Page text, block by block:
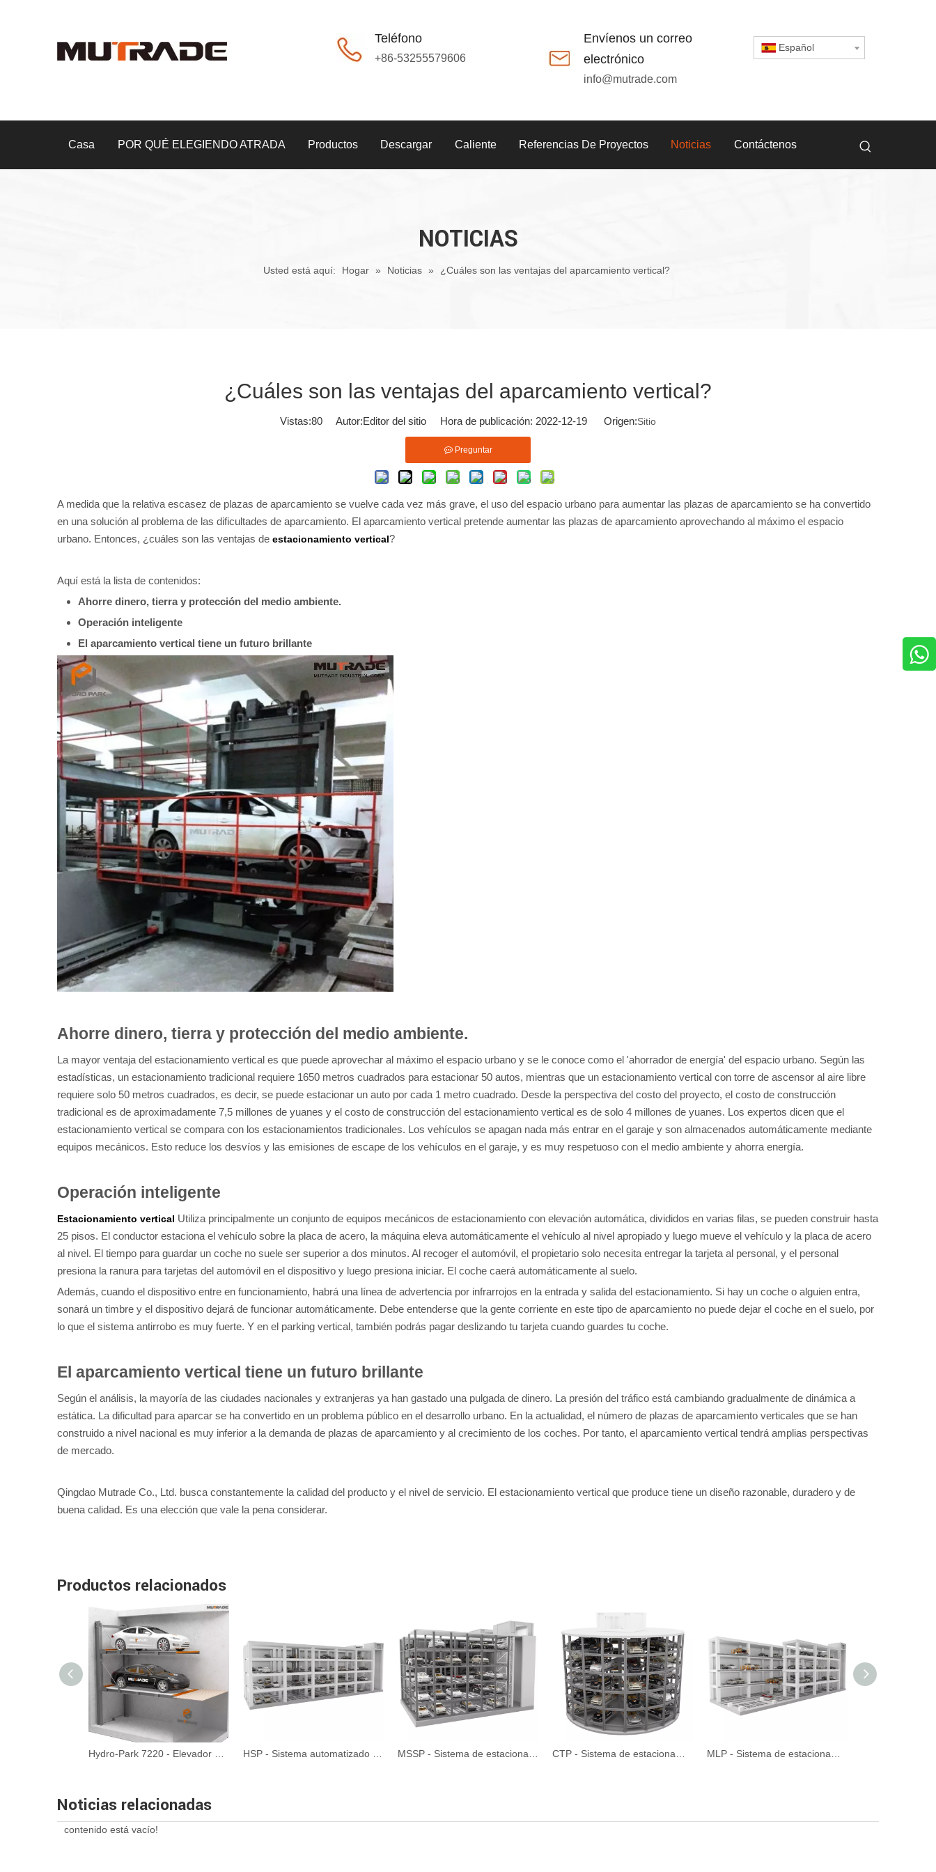
Teléfono
+86-53255579606
Envíenos un correo
electrónico
info@mutrade.com
Español
Casa POR QUÉ ELEGIENDO ATRADA Productos Descargar Caliente Referencias De Proyectos Noticias Contáctenos
NOTICIAS
Usted está aquí: Hogar » Noticias » ¿Cuáles son las ventajas del aparcamiento vertical?
¿Cuáles son las ventajas del aparcamiento vertical?
Vistas:80 Autor:Editor del sitio Hora de publicación: 2022-12-19 Origen:Sitio
Preguntar
A medida que la relativa escasez de plazas de aparcamiento se vuelve cada vez más grave, el uso del espacio urbano para aumentar las plazas de aparcamiento se ha convertido
en una solución al problema de las dificultades de aparcamiento. El aparcamiento vertical pretende aumentar las plazas de aparcamiento aprovechando al máximo el espacio
urbano. Entonces, ¿cuáles son las ventajas de estacionamiento vertical?
Aquí está la lista de contenidos:
Ahorre dinero, tierra y protección del medio ambiente.
Operación inteligente
El aparcamiento vertical tiene un futuro brillante
Ahorre dinero, tierra y protección del medio ambiente.
La mayor ventaja del estacionamiento vertical es que puede aprovechar al máximo el espacio urbano y se le conoce como el 'ahorrador de energía' del espacio urbano. Según las
estadísticas, un estacionamiento tradicional requiere 1650 metros cuadrados para estacionar 50 autos, mientras que un estacionamiento vertical con torre de ascensor al aire libre
requiere solo 50 metros cuadrados, es decir, se puede estacionar un auto por cada 1 metro cuadrado. Desde la perspectiva del costo del proyecto, el costo de construcción
tradicional es de aproximadamente 7,5 millones de yuanes y el costo de construcción del estacionamiento vertical es de solo 4 millones de yuanes. Los expertos dicen que el
estacionamiento vertical se compara con los estacionamientos tradicionales. Los vehículos se apagan nada más entrar en el garaje y son almacenados automáticamente mediante
equipos mecánicos. Esto reduce los desvíos y las emisiones de escape de los vehículos en el garaje, y es muy respetuoso con el medio ambiente y ahorra energía.
Operación inteligente
Estacionamiento vertical Utiliza principalmente un conjunto de equipos mecánicos de estacionamiento con elevación automática, divididos en varias filas, se pueden construir hasta
25 pisos. El conductor estaciona el vehículo sobre la placa de acero, la máquina eleva automáticamente el vehículo al nivel apropiado y luego mueve el vehículo y la placa de acero
al nivel. El tiempo para guardar un coche no suele ser superior a dos minutos. Al recoger el automóvil, el propietario solo necesita entregar la tarjeta al personal, y el personal
presiona la ranura para tarjetas del automóvil en el dispositivo y luego presiona iniciar. El coche caerá automáticamente al suelo.
Además, cuando el dispositivo entre en funcionamiento, habrá una línea de advertencia por infrarrojos en la entrada y salida del estacionamiento. Si hay un coche o alguien entra,
sonará un timbre y el dispositivo dejará de funcionar automáticamente. Debe entenderse que la gente corriente en este tipo de aparcamiento no puede dejar el coche en el suelo, por
lo que el sistema antirrobo es muy fuerte. Y en el parking vertical, también podrás pagar deslizando tu tarjeta cuando guardes tu coche.
El aparcamiento vertical tiene un futuro brillante
Según el análisis, la mayoría de las ciudades nacionales y extranjeras ya han gastado una pulgada de dinero. La presión del tráfico está cambiando gradualmente de dinámica a
estática. La dificultad para aparcar se ha convertido en un problema público en el desarrollo urbano. En la actualidad, el número de plazas de aparcamiento verticales que se han
construido a nivel nacional es muy inferior a la demanda de plazas de aparcamiento y al crecimiento de los coches. Por tanto, el aparcamiento vertical tendrá amplias perspectivas
de mercado.
Qingdao Mutrade Co., Ltd. busca constantemente la calidad del producto y el nivel de servicio. El estacionamiento vertical que produce tiene un diseño razonable, duradero y de
buena calidad. Es una elección que vale la pena considerar.
Productos relacionados
Noticias relacionadas
contenido está vacío!